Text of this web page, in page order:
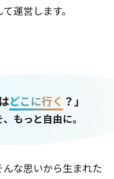
運営します。
どこに行く ？」
もっと自由に。
んな思いから生まれた